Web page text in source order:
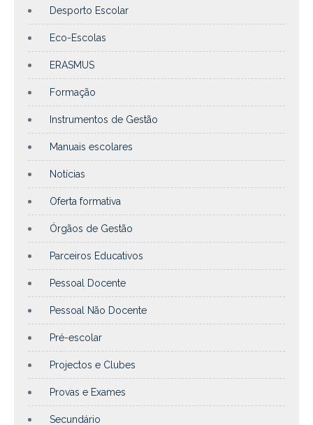
Desporto Escolar
Eco-Escolas
ERASMUS
Formação
Instrumentos de Gestão
Manuais escolares
Notícias
Oferta formativa
Órgãos de Gestão
Parceiros Educativos
Pessoal Docente
Pessoal Não Docente
Pré-escolar
Projectos e Clubes
Provas e Exames
Secundário